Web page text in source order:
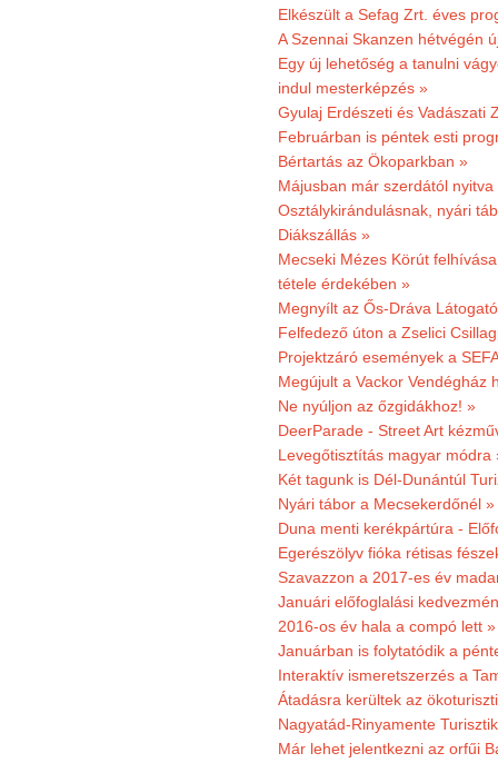
Elkészült a Sefag Zrt. éves
A Szennai Skanzen hétvégén
Egy új lehetőség a tanulni
indul mesterképzés »
Gyulaj Erdészeti és Vadászati
Februárban is péntek esti
Bértartás az Ökoparkban »
Májusban már szerdától
Osztálykirándulásnak, nyári
Diákszállás »
Mecseki Mézes Körút
tétele érdekében »
Megnyílt az Ős-Dráva
Felfedező úton a Zselici
Projektzáró események a
Megújult a Vackor Vendégház
Ne nyúljon az őzgidákhoz! »
DeerParade - Street Art
Levegőtisztítás magyar módra
Két tagunk is Dél-Dunántúl
Nyári tábor a Mecsekerdőnél »
Duna menti kerékpártúra -
Egerészölyv fióka rétisas
Szavazzon a 2017-es év
Januári előfoglalási
2016-os év hala a compó lett »
Januárban is folytatódik a
Interaktív ismeretszerzés a
Átadásra kerültek az
Nagyatád-Rinyamente
Már lehet jelentkezni az orfűi